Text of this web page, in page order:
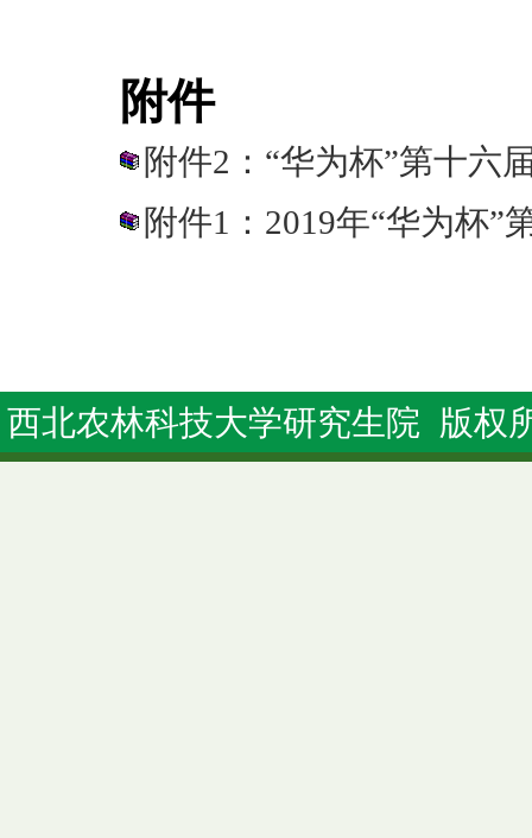
附件
附件2：“华为杯”第十六
附件1：2019年“华为杯”
西北农林科技大学研究生院 版